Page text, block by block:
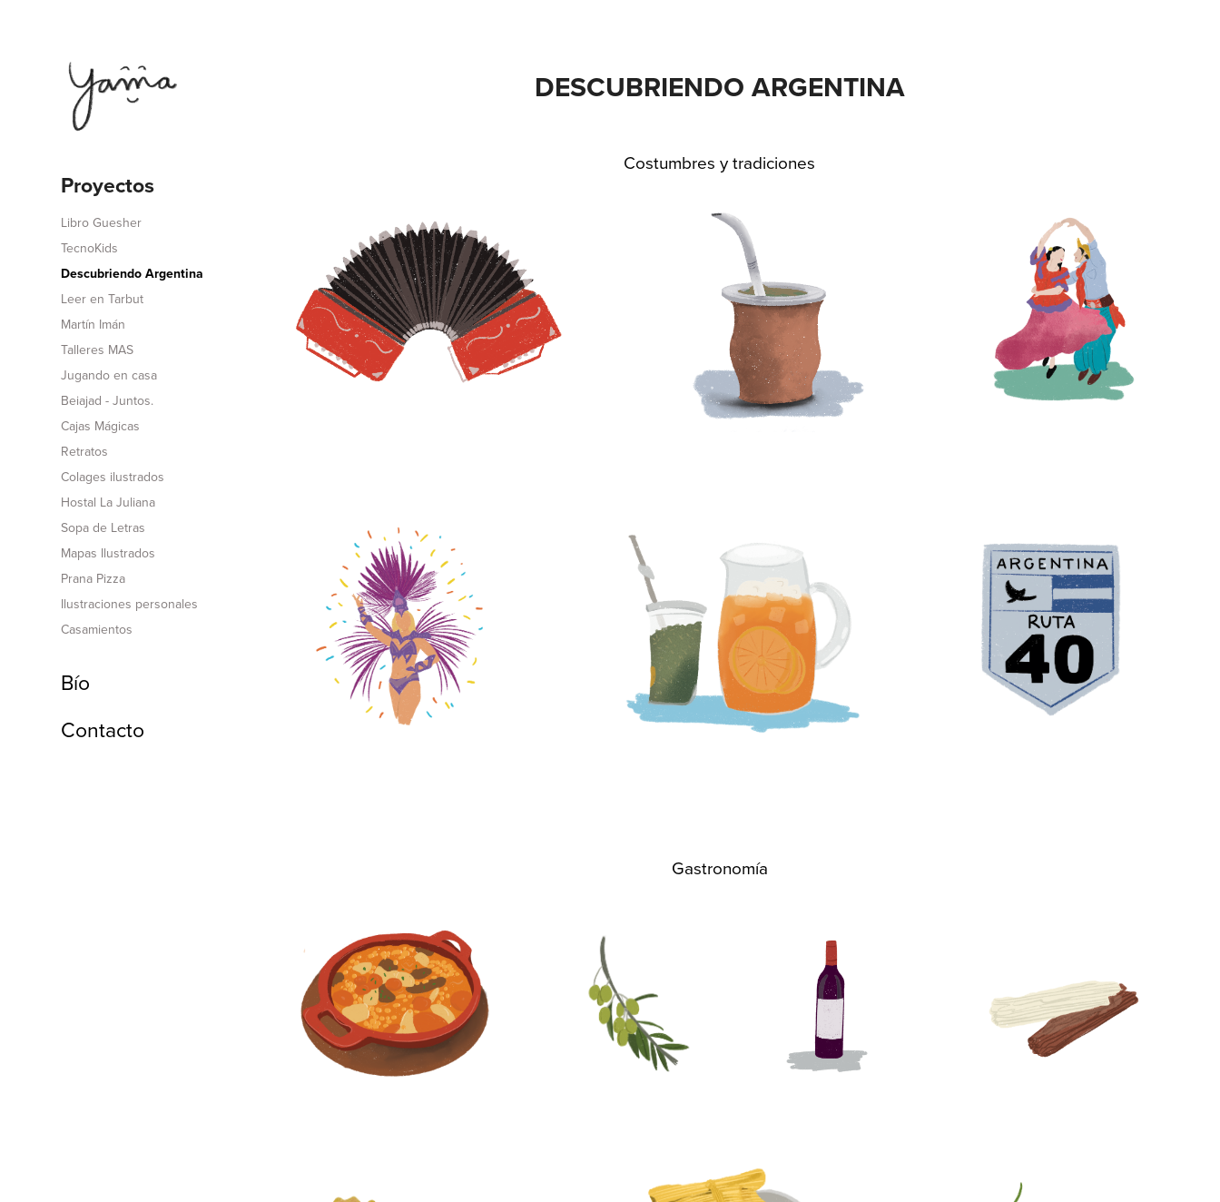
Proyectos
Libro Guesher
TecnoKids
Descubriendo Argentina
Leer en Tarbut
Martín Imán
Talleres MAS
Jugando en casa
Beiajad - Juntos.
Cajas Mágicas
Retratos
Colages ilustrados
Hostal La Juliana
Sopa de Letras
Mapas Ilustrados
Prana Pizza
Ilustraciones personales
Casamientos
Bío
Contacto
DESCUBRIENDO ARGENTINA
Costumbres y tradiciones
Gastronomía